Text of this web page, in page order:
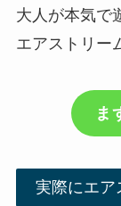
大人が本気で
エアストリー
ま
実際にエア